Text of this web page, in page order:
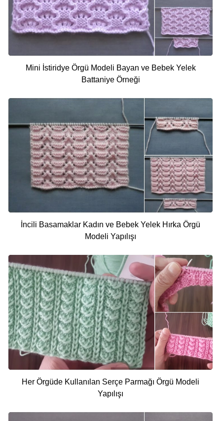
Mini İstiridye Örgü Modeli Bayan ve Bebek Yelek
Battaniye Örneği
İncili Basamaklar Kadın ve Bebek Yelek Hırka Örgü
Modeli Yapılışı
Her Örgüde Kullanılan Serçe Parmağı Örgü Modeli
Yapılışı